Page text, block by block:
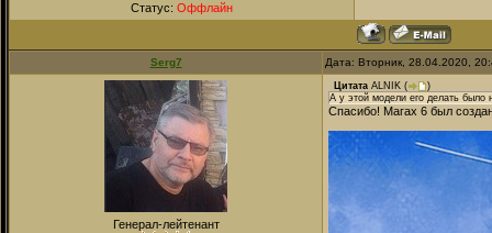
Статус: Оффлайн
Serg7 Дата: Вторник, 28.04.2020,
Генерал-лейтенант
Цитата ALNIK (
)
А у этой модели его делать
Спасибо! Магах 6 был